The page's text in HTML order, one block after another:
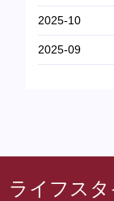
2025-10
2025-09
ライフス